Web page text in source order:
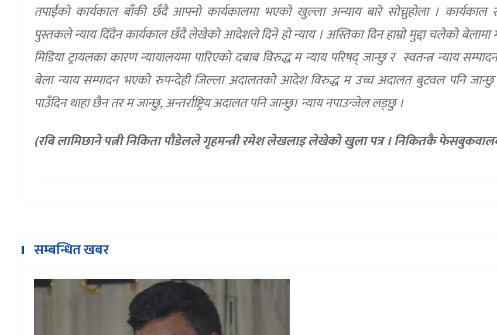
तपाईंको कार्यकाल बाँकी छँदै आफ्नो कार्यकालमा भएको खुल्ला अन्याय बारे सोच्नुहोला । कार्यकाल
पुस्तकले न्याय दिँदैन कार्यकाल छँदै लेखेको आदेशले दिने हो न्याय । अस्तिका दिन हाम्रो मुद्दा चलेको बेलामा
मिडिया ट्रायलका कारण न्यायालयमा पारिएको दबाब विरुद्ध म न्याय परिषद् जान्छु र स्वतन्त्र न्याय
बेला न्याय सम्पादन भएको रुपन्देही जिल्ला अदालतको आदेश विरुद्ध म उच्च अदालत बुटवल पनि
पाउँदिन थाहा छैन तर म जान्छु, अन्तर्राष्ट्रिय अदालत पनि जान्छु। न्याय नपाउन्जेल लड्छु ।
(रबि लामिछाने पत्नी निकिता पौडेलले गृहमन्त्री रमेश लेखलाइ लेखेकाे खुला पत्र । निकितकै
सम्बन्धित खबर